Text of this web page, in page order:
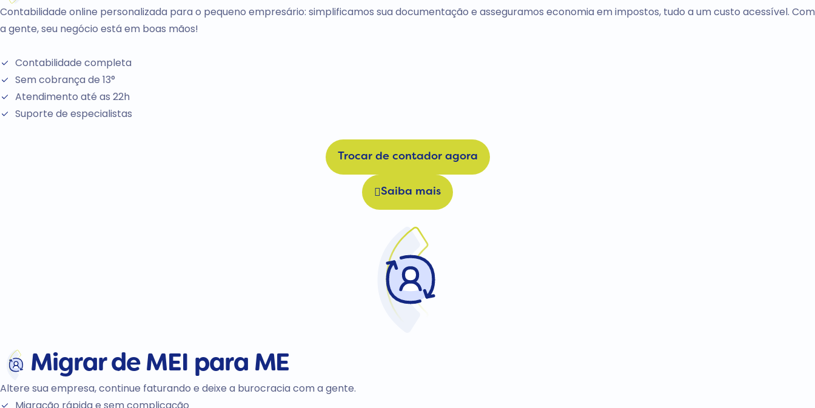
Contabilidade online personalizada para o pequeno empresário: simplificamos sua documentação e asseguramos economia em impostos, tudo a um custo acessível. Com
a gente, seu negócio está em boas mãos!
Contabilidade completa
Sem cobrança de 13°
Atendimento até as 22h
Suporte de especialistas
Trocar de contador agora
Saiba mais
Migrar de MEI para ME
Altere sua empresa, continue faturando e deixe a burocracia com a gente.